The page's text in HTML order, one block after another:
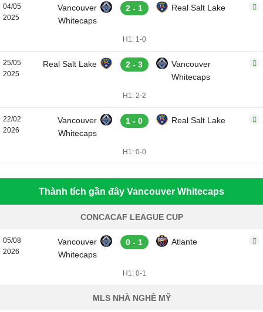
04/05
2025
Vancouver
Whitecaps
2 - 1 Real Salt Lake
H1: 1-0
25/05
2025
Real Salt Lake 2 - 3
Vancouver
Whitecaps
H1: 2-2
22/02
2026
Vancouver
Whitecaps
1 - 0 Real Salt Lake
H1: 0-0
Thành tích gần đây Vancouver Whitecaps
CONCACAF LEAGUE CUP
05/08
2026
Vancouver
Whitecaps
0 - 1 Atlante
H1: 0-1
MLS NHÀ NGHỀ MỸ